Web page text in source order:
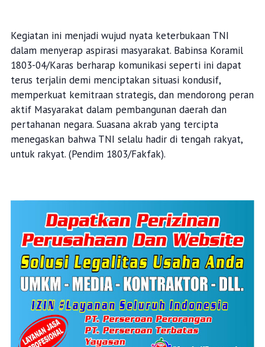
Kegiatan ini menjadi wujud nyata keterbukaan TNI
dalam menyerap aspirasi masyarakat. Babinsa Koramil
1803-04/Karas berharap komunikasi seperti ini dapat
terus terjalin demi menciptakan situasi kondusif,
memperkuat kemitraan strategis, dan mendorong peran
aktif Masyarakat dalam pembangunan daerah dan
pertahanan negara. Suasana akrab yang tercipta
menegaskan bahwa TNI selalu hadir di tengah rakyat,
untuk rakyat. (Pendim 1803/Fakfak).